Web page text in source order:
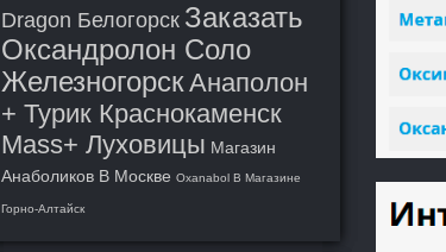
Dragon Белогорск Заказать
Оксандролон Соло
ЖелезногорскАнаполон
+ Турик Краснокаменск
Mass+ Луховицы Магазин
Анаболиков В Москве Oxanabol В Магазине
Горно-Алтайск